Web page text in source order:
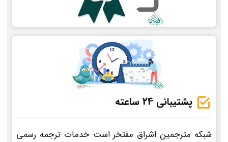
پشتیبانی 24 ساعته
شبکه مترجمین اشراق مفتخر است خدمات ترجمه رسمی